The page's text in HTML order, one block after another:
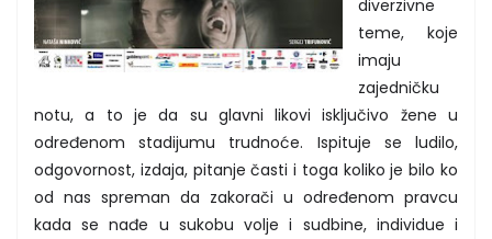
diverzivne
teme, koje
imaju
zajedničku
notu, a to je da su glavni likovi isključivo žene u
određenom stadijumu trudnoće. Ispituje se ludilo,
odgovornost, izdaja, pitanje časti i toga koliko je bilo ko
od nas spreman da zakorači u određenom pravcu
kada se nađe u sukobu volje i sudbine, individue i